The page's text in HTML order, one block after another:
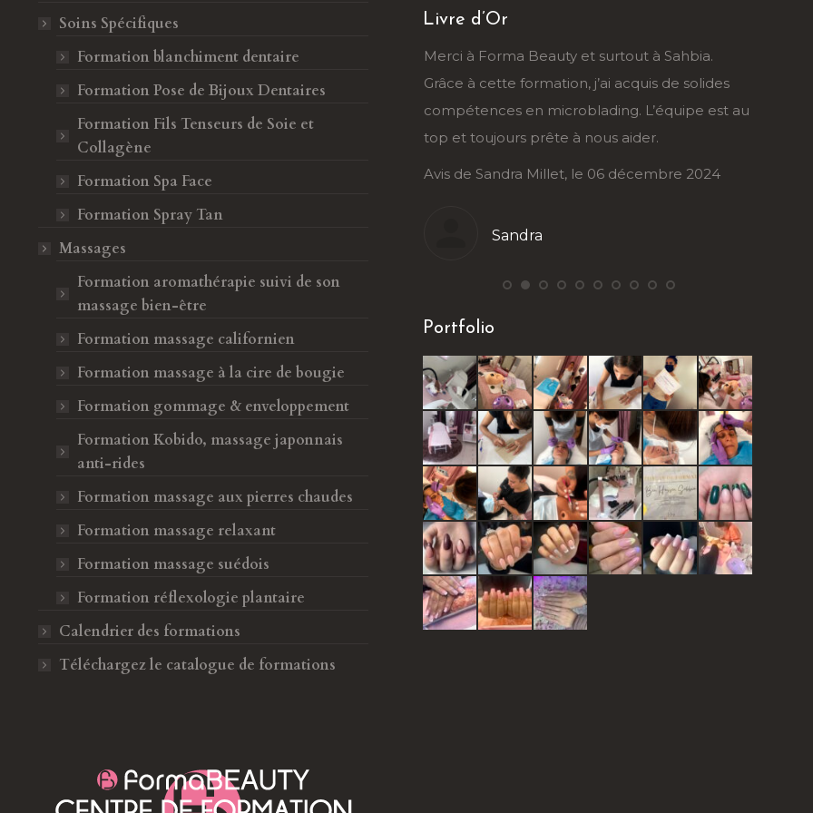
Soins Spécifiques
Formation blanchiment dentaire
Formation Pose de Bijoux Dentaires
Formation Fils Tenseurs de Soie et
Collagène
Formation Spa Face
Formation Spray Tan
Massages
Formation aromathérapie suivi de son
massage bien-être
Formation massage californien
Formation massage à la cire de bougie
Formation gommage & enveloppement
Formation Kobido, massage japonnais
anti-rides
Formation massage aux pierres chaudes
Formation massage relaxant
Formation massage suédois
Formation réflexologie plantaire
Calendrier des formations
Téléchargez le catalogue de formations
Livre d’Or
Beauty
étape.
personne
Une formation vraiment complète avec Sahbia
chez Forma Beauty. Je suis ravie de l’ambiance
toutes celles qui veulent se lancer !
Élise le 15 décembre 2024
Merci à Forma Beauty et surtout à Sahbia.
Grâce à cette formation, j’ai acquis de solides
compétences en microblading. L’équipe est au
top et toujours prête à nous aider.
Avis de Sandra Millet, le 06 décembre 2024
Sandra
Portfolio